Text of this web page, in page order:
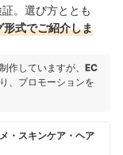
。選び方ととも
式でご紹介しま
作していますが、 EC
、プロモーションを
・スキンケア・ヘア